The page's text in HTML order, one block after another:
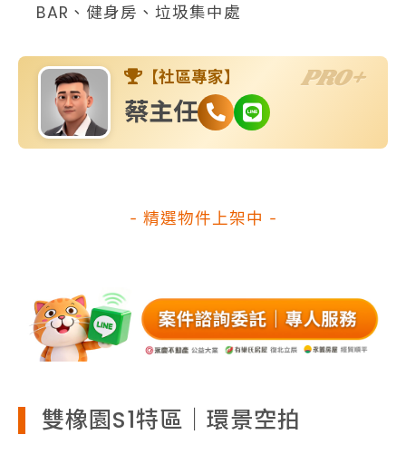
BAR、健身房、垃圾集中處
【社區專家】
蔡主任
PRO+
- 精選物件上架中 -
雙橡園S1特區｜環景空拍